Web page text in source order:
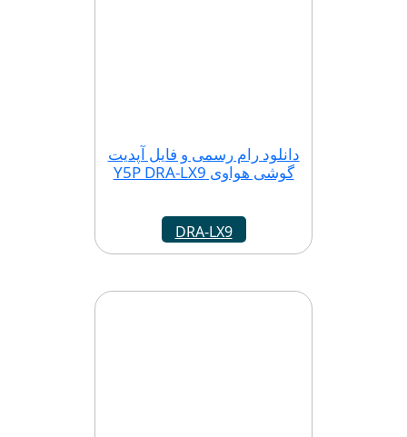
دانلود رام رسمی و فایل آپدیت
گوشی هواوی Y5P DRA-LX9
DRA-LX9